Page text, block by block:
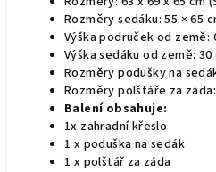
Rozměry sedáku: 55 × 65
Výška područek od země:
Výška sedáku od země: 30
Rozměry podušky na
Rozměry polštáře za
Balení obsahuje:
1x zahradní křeslo
1 x poduška na sedák
1 x polštář za záda